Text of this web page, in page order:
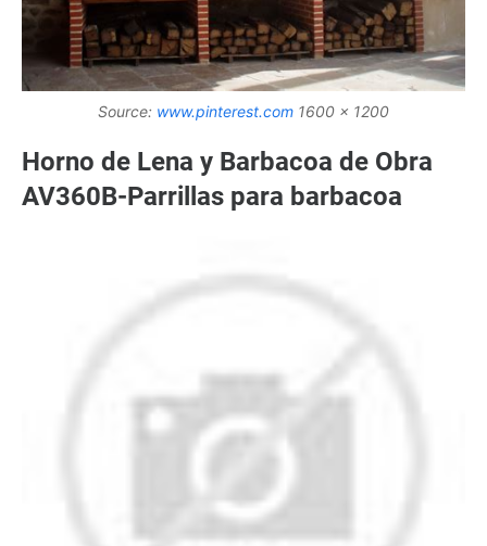
Source: www.pinterest.com 1600 x 1200
Horno de Lena y Barbacoa de Obra
AV360B-Parrillas para barbacoa